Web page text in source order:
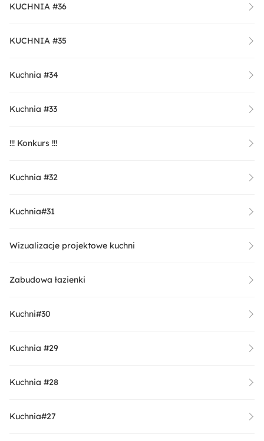
KUCHNIA #36
KUCHNIA #35
Kuchnia #34
Kuchnia #33
!!! Konkurs !!!
Kuchnia #32
Kuchnia#31
Wizualizacje projektowe kuchni
Zabudowa łazienki
Kuchni#30
Kuchnia #29
Kuchnia #28
Kuchnia#27